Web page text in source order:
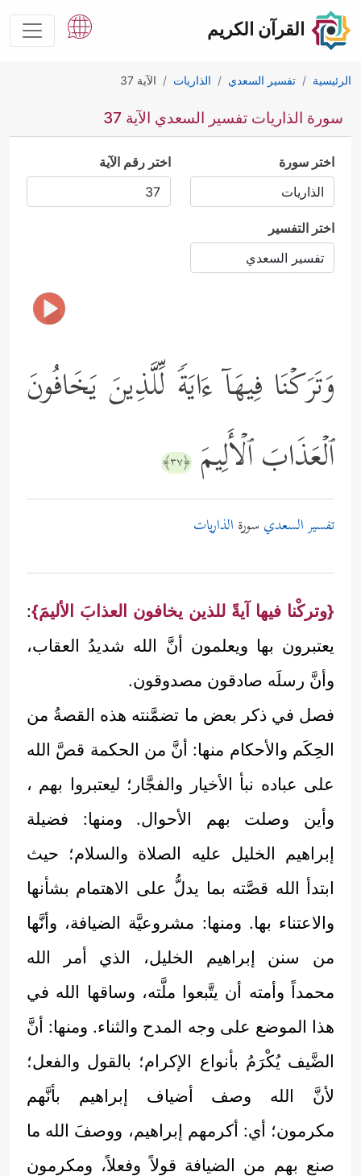
القرآن الكريم
الرئيسية تفسير السعدي الذاريات الآية 37
سورة الذاريات تفسير السعدي الآية 37
اختر سورة اختر رقم الآية
اختر التفسير
وَتَرَكۡنَا فِیهَاۤ ءَایَةࣰ لِّلَّذِینَ یَخَافُونَ
ٱلۡعَذَابَ ٱلۡأَلِیمَ ﴿٣٧﴾
تفسير السعدي سورة الذاريات
{وتركْنا فيها آيةً للذين يخافون العذابَ الأليمَ}:
يعتبرون بها ويعلمون أنَّ الله شديدُ العقاب،
وأنَّ رسلَه صادقون مصدوقون.
فصل في ذكر بعض ما تضمَّنته هذه القصةُ من
الحِكَم والأحكام منها: أنَّ من الحكمة قصَّ الله
على عباده نبأ الأخيار والفجَّار؛ ليعتبروا بهم ،
وأين وصلت بهم الأحوال. ومنها: فضيلة
إبراهيم الخليل عليه الصلاة والسلام؛ حيث
ابتدأ الله قصَّته بما يدلُّ على الاهتمام بشأنها
والاعتناء بها. ومنها: مشروعيَّة الضيافة، وأنَّها
من سنن إبراهيم الخليل، الذي أمر الله
محمداً وأمته أن يتَّبعوا ملَّته، وساقها الله في
هذا الموضع على وجه المدح والثناء. ومنها: أنَّ
الضَّيف يُكْرَمُ بأنواع الإكرام؛ بالقول والفعل؛
لأنَّ الله وصف أضياف إبراهيم بأنَّهم
مكرمون؛ أي: أكرمهم إبراهيم، ووصفَ الله ما
صنع بهم من الضيافة قولاً وفعلاً، ومكرمون